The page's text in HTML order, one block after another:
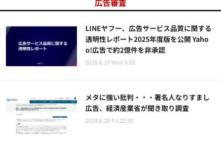
LINEヤフー、広告サービス品質に関する
透明性レポート2025年度版を公開 Yaho
o!広告で約2億件を非承認
2026.6.17 Wed 9:52
メタに強い批判・・・著名人なりすまし
広告、経済産業省が聞き取り調査
2024.6.28 Fri 22:00